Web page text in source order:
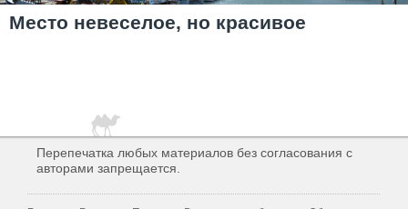
Место невеселое, но красивое
Перепечатка любых материалов без согласования с
авторами запрещается.